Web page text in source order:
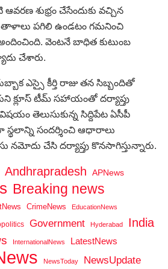
శుభ్రం చేసేందుకు వచ్చిన
పగిలి ఉండటం గమనించి
వెంటనే బాధిత కుటుంబ
చేశారు.
ఎస్సై కీర్తి రాజు తన సిబ్బందితో
క్లూస్ టీమ్ సహాయంతో దర్యాప్తు
తెలుసుకున్న సిద్దిపేట ఏసీపీ
స్థలాన్ని సందర్శించి ఆధారాలు
నమోదు చేసి దర్యాప్తు కొనసాగిస్తున్నారు.
Andhrapradesh APNews
Breaking news
CrimeNews EducationNews
Government Hyderabad India
InternationalNews LatestNews
NewsToday NewsUpdate